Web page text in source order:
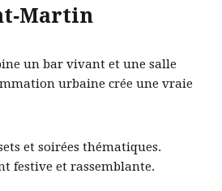
un bar vivant et une salle
urbaine crée une vraie
et soirées thématiques.
festive et rassemblante.